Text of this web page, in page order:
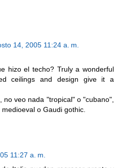
14, 2005 11:24 a. m.
hizo el techo? Truly a wonderful
ceilings and design give it a
no veo nada "tropical" o "cubano",
o Gaudi gothic.
11:27 a. m.